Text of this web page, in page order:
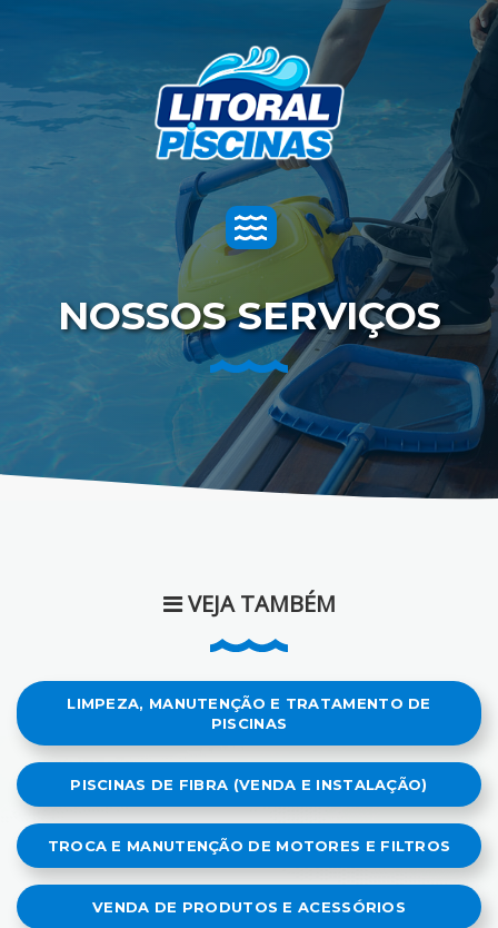
Toggle
navigation
NOSSOS SERVIÇOS
VEJA TAMBÉM
LIMPEZA, MANUTENÇÃO E TRATAMENTO DE
PISCINAS
PISCINAS DE FIBRA (VENDA E INSTALAÇÃO)
TROCA E MANUTENÇÃO DE MOTORES E FILTROS
VENDA DE PRODUTOS E ACESSÓRIOS